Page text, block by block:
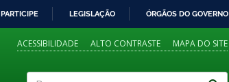
PARTICIPE LEGISLAÇÃO ÓRGÃOS DO GOVERNO
ACESSIBILIDADE ALTO CONTRASTE MAPA DO SITE